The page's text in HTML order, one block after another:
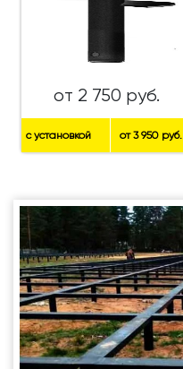
от 2 750 руб.
с установкой от 3 950 руб.